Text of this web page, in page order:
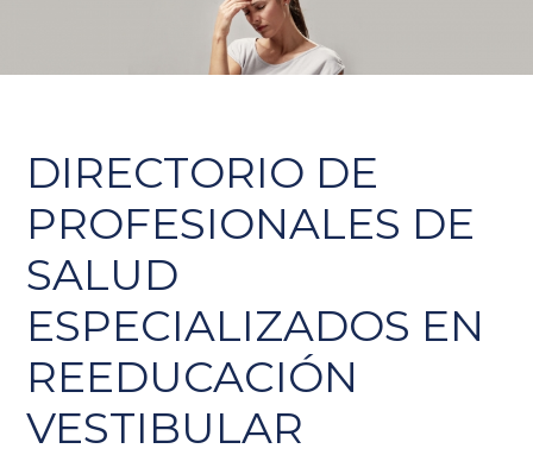
FaceBook
DIRECTORIO DE
PROFESIONALES DE
SALUD
ESPECIALIZADOS EN
REEDUCACIÓN
VESTIBULAR